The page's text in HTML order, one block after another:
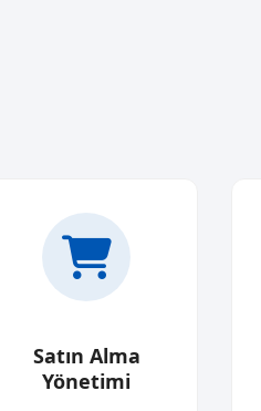
Satın Alma
Yönetimi